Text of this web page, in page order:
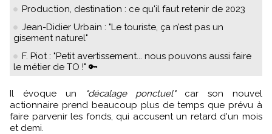
Production, destination : ce qu'il faut retenir de 2023
Jean-Didier Urbain : "Le touriste, ça n’est pas un
gisement naturel"
F. Piot : "Petit avertissement... nous pouvons aussi faire
le métier de TO !" 🔑
Il évoque un "décalage ponctuel"car son nouvel
actionnaire prend beaucoup plus de temps que prévu à
faire parvenir les fonds, qui accusent un retard d'un mois
et demi.